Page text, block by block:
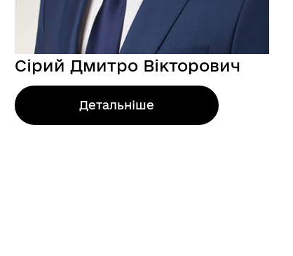
Сірий Дмитро Вікторович
Детальніше